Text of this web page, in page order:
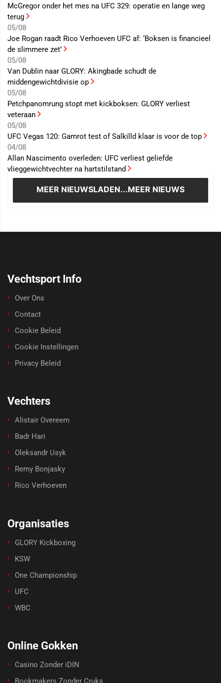
McGregor onder het mes na UFC 329: operatie en lange weg
terug
05/08
Joe Rogan raadt Rico Verhoeven UFC af: ‘Boksen is financieel
de slimmere zet’
05/08
Van Dublin naar GLORY: Akingbade schudt de
middengewichtdivisie op
05/08
Petchpanomrung stopt met kickboksen: GLORY verliest
veteraan
05/08
UFC Vegas 120: Gamrot test of Salkilld klaar is voor de top
04/08
Allan Nascimento overleden: UFC verliest geliefde
vlieggewichtvechter na hartstilstand
MEER NIEUWSLADEN...MEER NIEUWS
Vechtsport Info
Over Ons
Contact
Cookie Beleid
Cookie Instellingen
Privacy Beleid
Vechters
Alistair Overeem
Badr Hari
Oleksandr Usyk
Remy Bonjasky
Rico Verhoeven
Organisaties
GLORY Kickboxing
KSW
One Championship
UFC
WBC
Online Gokken
Casino Zonder iDIN
Bookmakers Zonder Cruks